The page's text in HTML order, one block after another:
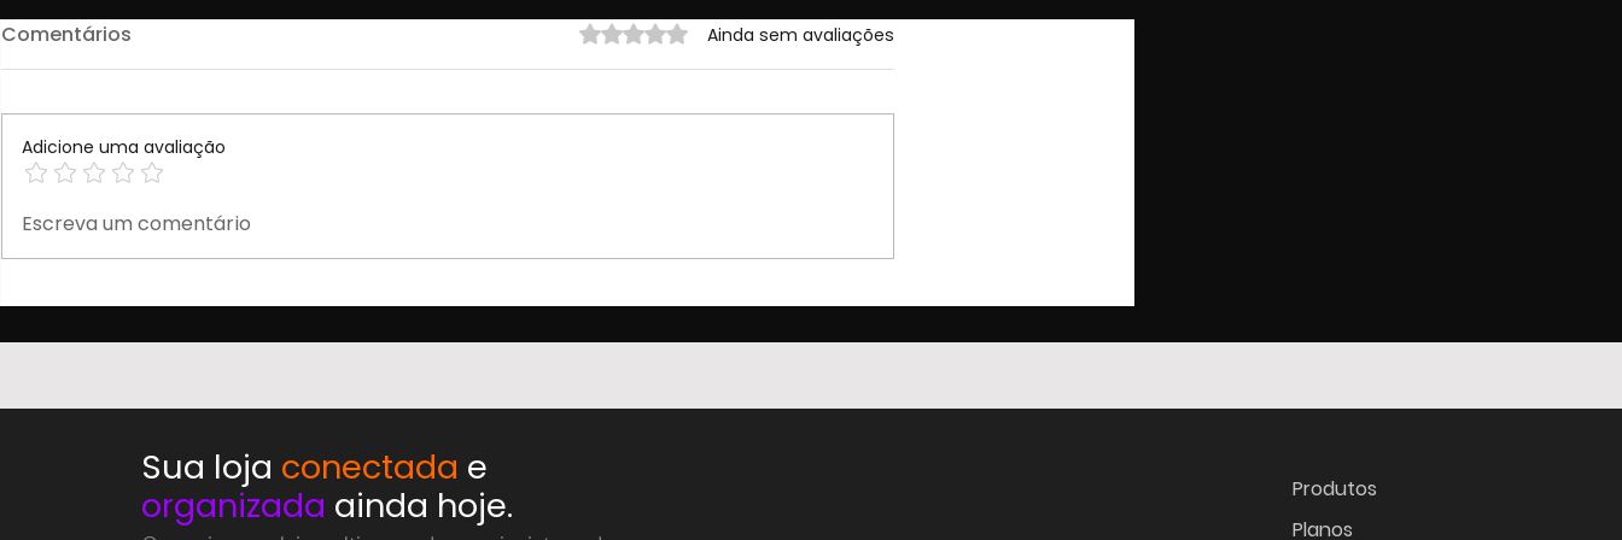
Credenciamento
Comentários Avaliado com 0 de 5 estrelas.
Ainda sem avaliações
Adicione uma avaliação
Escreva um comentário
Sua loja conectada e
organizada ainda hoje.
Produtos
Planos